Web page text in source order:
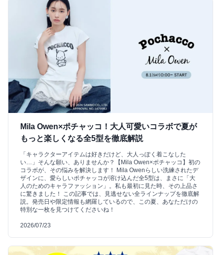
Mila Owen×ポチャッコ！大人可愛いコラボで夏が
もっと楽しくなる全5型を徹底解説
「キャラクターアイテムは好きだけど、大人っぽく着こなした
い…」そんな願い、ありませんか？【Mila Owen×ポチャッコ】初の
コラボが、その悩みを解決します！ Mila Owenらしい洗練されたデ
ザインに、愛らしいポチャッコが溶け込んだ全5型は、まさに「大
人のためのキャラファッション」。私も最初に見た時、その上品さ
に驚きました！ この記事では、見逃せない全ラインナップを徹底解
説。発売日や限定情報も網羅しているので、この夏、あなただけの
特別な一枚を見つけてくださいね！
2026/07/23